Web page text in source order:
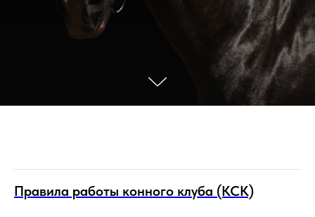
Правила работы конного клуба (КСК)